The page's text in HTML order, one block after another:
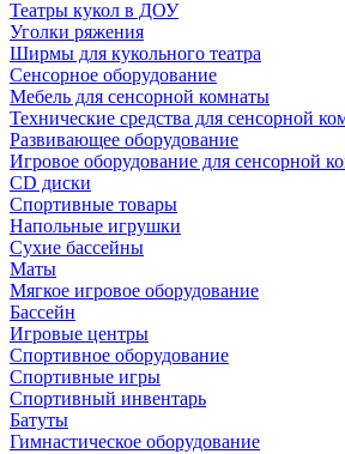
Театры кукол в ДОУ
Уголки ряжения
Ширмы для кукольного театра
Сенсорное оборудование
Мебель для сенсорной комнаты
Технические средства для сенсорной
Развивающее оборудование
Игровое оборудование для сенсорной
CD диски
Спортивные товары
Напольные игрушки
Сухие бассейны
Маты
Мягкое игровое оборудование
Бассейн
Игровые центры
Спортивное оборудование
Спортивные игры
Спортивный инвентарь
Батуты
Гимнастическое оборудование